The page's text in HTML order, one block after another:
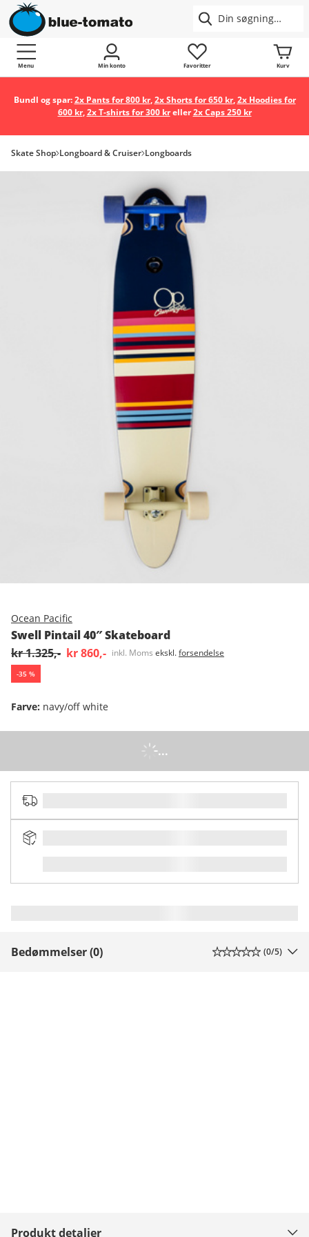
Menu Min konto Favoritter Kurv
Bundl og spar:2x Pants for 800 kr,2x Shorts for 650 kr,2x Hoodies for
600 kr,2x T-shirts for 300 kreller2x Caps 250 kr
Skate Shop Longboard & Cruiser Longboards
Ocean Pacific
Swell Pintail 40″ Skateboard
kr 1.325,- kr 860,- inkl. Moms ekskl.forsendelse
-35 %
Farve: navy/off white
...
Bedømmelser (0) (0/5)
Produkt detaljer